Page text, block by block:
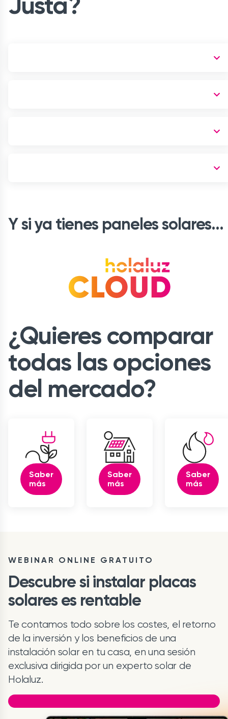
Y si ya tienes paneles solares…
¿Quieres comparar
todas las opciones
del mercado?
Saber
más
Saber
más
Saber
más
WEBINAR ONLINE GRATUITO
Descubre si instalar placas
solares es rentable
Te contamos todo sobre los costes, el retorno
de la inversión y los beneficios de una
instalación solar en tu casa, en una sesión
exclusiva dirigida por un experto solar de
Holaluz.